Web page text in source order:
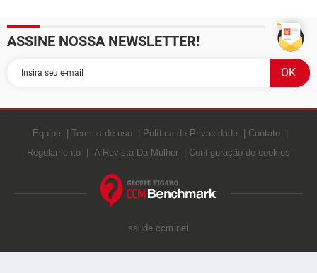
ASSINE NOSSA NEWSLETTER!
Equipe Termos de uso Política de Privacidade
Contato
Regulamento
A Revista Da Mulher Configuração de cookies
saude.ccm.net